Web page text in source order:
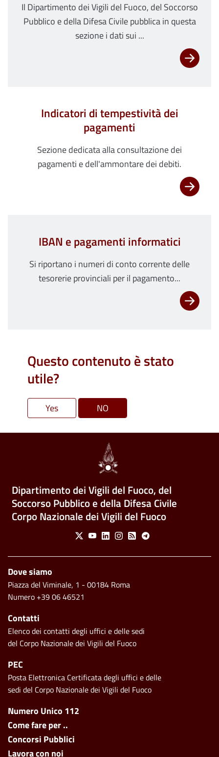
Il Dipartimento dei Vigili del Fuoco, del Soccorso
Pubblico e della Difesa Civile pubblica in questa
sezione i dati sui ...
Indicatori di tempestività dei
pagamenti
Sezione dedicata alla consultazione dei
pagamenti e dell'ammontare dei debiti.
IBAN e pagamenti informatici
Si riportano i numeri di conto corrente delle
tesorerie provinciali per il pagamento...
Questo contenuto è stato
utile?
Dipartimento dei Vigili del Fuoco, del
Soccorso Pubblico e della Difesa Civile
Corpo Nazionale dei Vigili del Fuoco
Social Menu
X YoutubeLinkedinInstagram
Feed Telegram
Footer side menu
Numero Unico 112
Come fare per ..
Concorsi Pubblici
Lavora con noi
Piè di pagina
Dove siamo
Piazza del Viminale, 1 - 00184 Roma
Numero +39 06 46521
Contatti
Elenco dei contatti degli uffici e delle sedi
del Corpo Nazionale dei Vigili del Fuoco
PEC
Posta Elettronica Certificata degli uffici e delle
sedi del Corpo Nazionale dei Vigili del Fuoco